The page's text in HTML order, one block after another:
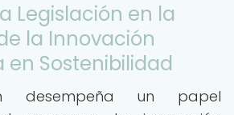
Legislación en la
la Innovación
en Sostenibilidad
desempeña un papel